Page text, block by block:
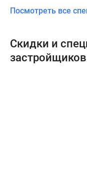
Посмотреть все
Скидки и
застройщиков